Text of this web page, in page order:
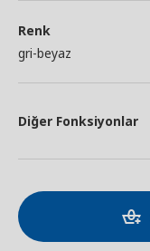
Renk
gri-beyaz
Diğer Fonksiyonlar